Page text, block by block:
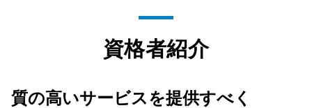
資格者紹介
質の高いサービスを提供すべく